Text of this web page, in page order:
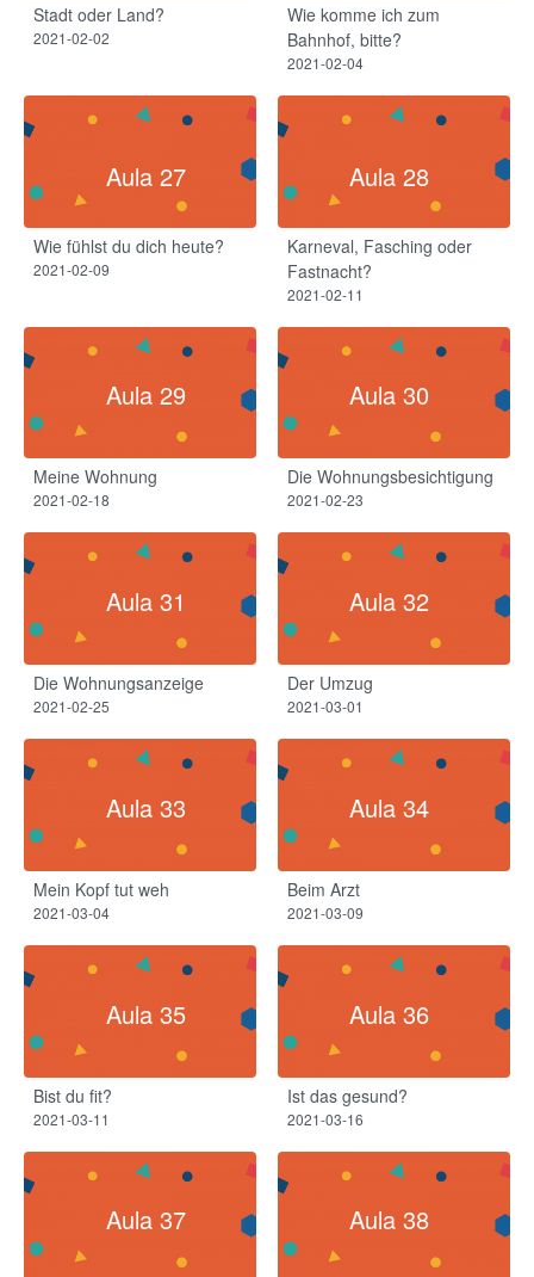
Stadt oder Land?
2021-02-02
Wie komme ich zum
Bahnhof, bitte?
2021-02-04
Aula 27
Wie fühlst du dich heute?​
2021-02-09
Aula 28
Karneval, Fasching oder
Fastnacht?​
2021-02-11
Aula 29
Meine Wohnung
2021-02-18
Aula 30
Die Wohnungsbesichtigung
2021-02-23
Aula 31
Die Wohnungsanzeige
2021-02-25
Aula 32
Der Umzug​
2021-03-01
Aula 33
Mein Kopf tut weh​
2021-03-04
Aula 34
Beim Arzt​
2021-03-09
Aula 35
Bist du fit?​
2021-03-11
Aula 36
Ist das gesund?
2021-03-16
Aula 37 Aula 38